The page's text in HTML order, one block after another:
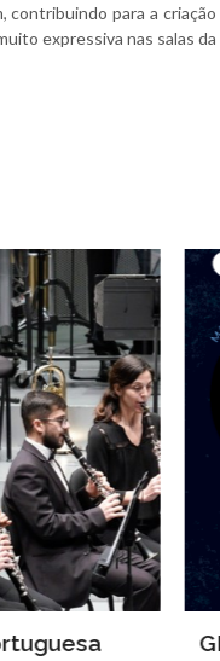
para a
expressiva nas salas da